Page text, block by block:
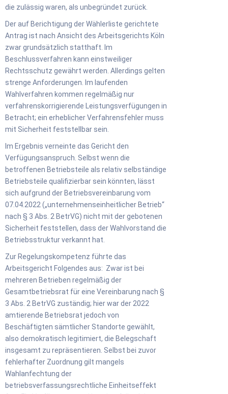
die zulässig waren, als unbegründet zurück.
Der auf Berichtigung der Wählerliste gerichtete
Antrag ist nach Ansicht des Arbeitsgerichts Köln
zwar grundsätzlich statthaft. Im
Beschlussverfahren kann einstweiliger
Rechtsschutz gewährt werden. Allerdings gelten
strenge Anforderungen. Im laufenden
Wahlverfahren kommen regelmäßig nur
verfahrenskorrigierende Leistungsverfügungen in
Betracht; ein erheblicher Verfahrensfehler muss
mit Sicherheit feststellbar sein.
Im Ergebnis verneinte das Gericht den
Verfügungsanspruch. Selbst wenn die
betroffenen Betriebsteile als relativ selbständige
Betriebsteile qualifizierbar sein könnten, lässt
sich aufgrund der Betriebsvereinbarung vom
07.04.2022 („unternehmenseinheitlicher Betrieb“
nach § 3 Abs. 2 BetrVG) nicht mit der gebotenen
Sicherheit feststellen, dass der Wahlvorstand die
Betriebsstruktur verkannt hat.
Zur Regelungskompetenz führte das
Arbeitsgericht Folgendes aus: Zwar ist bei
mehreren Betrieben regelmäßig der
Gesamtbetriebsrat für eine Vereinbarung nach §
3 Abs. 2 BetrVG zuständig; hier war der 2022
amtierende Betriebsrat jedoch von
Beschäftigten sämtlicher Standorte gewählt,
also demokratisch legitimiert, die Belegschaft
insgesamt zu repräsentieren. Selbst bei zuvor
fehlerhafter Zuordnung gilt mangels
Wahlanfechtung der
betriebsverfassungsrechtliche Einheitseffekt